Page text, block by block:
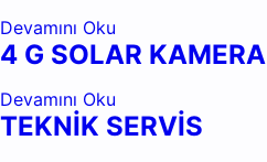
Devamını Oku
4 G SOLAR KAMERA
Devamını Oku
TEKNİK SERVİS